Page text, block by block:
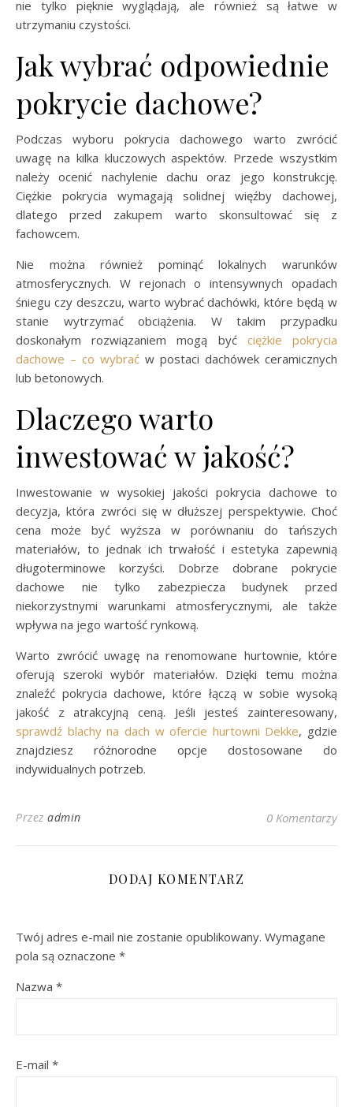
nie tylko pięknie wyglądają, ale również są łatwe w
utrzymaniu czystości.
Jak wybrać odpowiednie
pokrycie dachowe?
Podczas wyboru pokrycia dachowego warto zwrócić
uwagę na kilka kluczowych aspektów. Przede wszystkim
należy ocenić nachylenie dachu oraz jego konstrukcję.
Ciężkie pokrycia wymagają solidnej więźby dachowej,
dlatego przed zakupem warto skonsultować się z
fachowcem.
Nie można również pominąć lokalnych warunków
atmosferycznych. W rejonach o intensywnych opadach
śniegu czy deszczu, warto wybrać dachówki, które będą w
stanie wytrzymać obciążenia. W takim przypadku
doskonałym rozwiązaniem mogą być ciężkie pokrycia
dachowe – co wybrać w postaci dachówek ceramicznych
lub betonowych.
Dlaczego warto
inwestować w jakość?
Inwestowanie w wysokiej jakości pokrycia dachowe to
decyzja, która zwróci się w dłuższej perspektywie. Choć
cena może być wyższa w porównaniu do tańszych
materiałów, to jednak ich trwałość i estetyka zapewnią
długoterminowe korzyści. Dobrze dobrane pokrycie
dachowe nie tylko zabezpiecza budynek przed
niekorzystnymi warunkami atmosferycznymi, ale także
wpływa na jego wartość rynkową.
Warto zwrócić uwagę na renomowane hurtownie, które
oferują szeroki wybór materiałów. Dzięki temu można
znaleźć pokrycia dachowe, które łączą w sobie wysoką
jakość z atrakcyjną ceną. Jeśli jesteś zainteresowany,
sprawdź blachy na dach w ofercie hurtowni Dekke, gdzie
znajdziesz różnorodne opcje dostosowane do
indywidualnych potrzeb.
Przez admin 0 Komentarzy
DODAJ KOMENTARZ
Twój adres e-mail nie zostanie opublikowany. Wymagane
pola są oznaczone *
Nazwa *
E-mail *